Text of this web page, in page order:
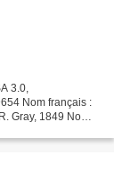
3.0,
Nom français :
Gray, 1849 Nom